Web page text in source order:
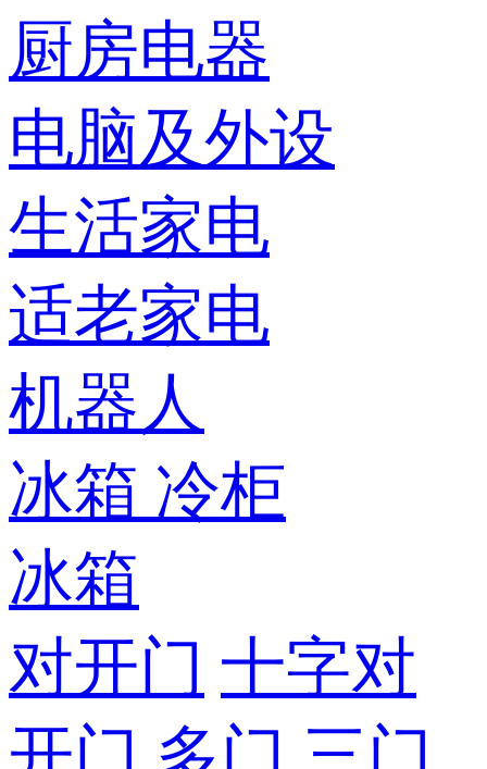
厨房电器
电脑及外设
生活家电
适老家电
机器人
冰箱 冷柜
冰箱
对开门 十字对